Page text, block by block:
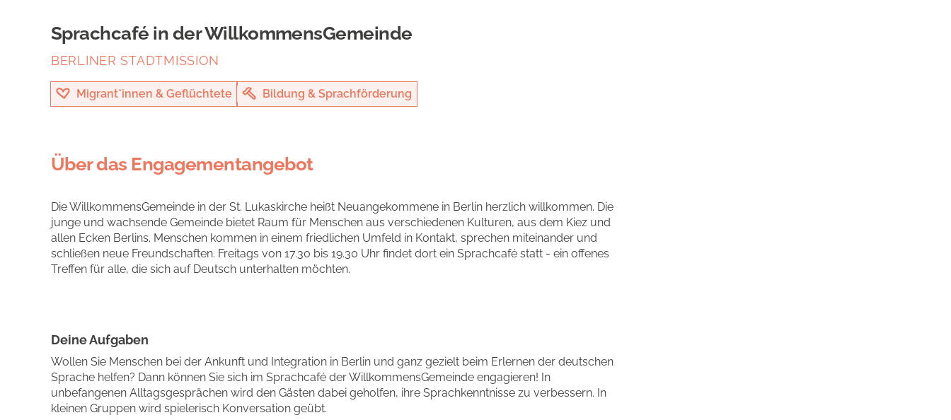
Sprachcafé in der WillkommensGemeinde
BERLINER STADTMISSION
Migrant*innen & Geflüchtete Bildung & Sprachförderung
Über das Engagementangebot
Die WillkommensGemeinde in der St. Lukaskirche heißt Neuangekommene in Berlin herzlich willkommen. Die
junge und wachsende Gemeinde bietet Raum für Menschen aus verschiedenen Kulturen, aus dem Kiez und
allen Ecken Berlins. Menschen kommen in einem friedlichen Umfeld in Kontakt, sprechen miteinander und
schließen neue Freundschaften. Freitags von 17.30 bis 19.30 Uhr findet dort ein Sprachcafé statt - ein offenes
Treffen für alle, die sich auf Deutsch unterhalten möchten.
Deine Aufgaben
Wollen Sie Menschen bei der Ankunft und Integration in Berlin und ganz gezielt beim Erlernen der deutschen
Sprache helfen? Dann können Sie sich im Sprachcafé der WillkommensGemeinde engagieren! In
unbefangenen Alltagsgesprächen wird den Gästen dabei geholfen, ihre Sprachkenntnisse zu verbessern. In
kleinen Gruppen wird spielerisch Konversation geübt.